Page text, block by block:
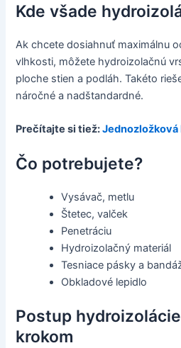
Kde všade
Ak chcete dosiahnuť maximálnu
vlhkosti, môžete hydroizolačnú
ploche stien a podláh. Takéto
náročné a nadštandardné.
Prečítajte si tiež:
Čo potrebujete?
Vysávač, metlu
Štetec, valček
Penetráciu
Hydroizolačný materiál
Tesniace pásky a
Obkladové lepidlo
Postup
krokom